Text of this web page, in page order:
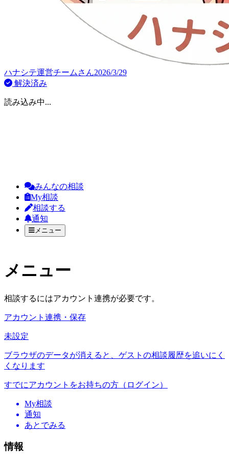
ハナシテ運営チーム さん2026/3/29
解決済み
読み込み中...
みんなの相談
My相談
相談する
通知
メニュー
メニュー
相談するにはアカウント連携が必要です。
アカウント連携・保存
未設定
ブラウザのデータが消えると、ゲストの相談履歴を追いにく
くなります
すでにアカウントをお持ちの方（ログイン）
My相談
通知
あとでみる
情報